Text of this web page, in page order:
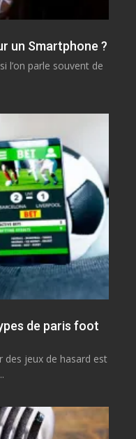
un Smartphone ?
l’on parle souvent de
de paris foot
des jeux de hasard est